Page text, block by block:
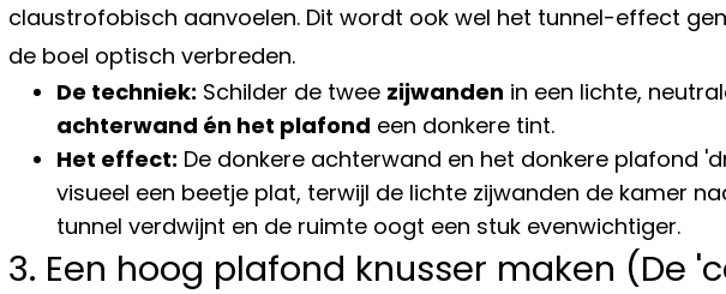
claustrofobisch aanvoelen. Dit wordt ook wel het tunnel-effect
de boel optisch verbreden.
De techniek: Schilder de twee zijwanden in een lichte,
achterwand én het plafond een donkere tint.
Het effect: De donkere achterwand en het donkere plafond
visueel een beetje plat, terwijl de lichte zijwanden de kamer
tunnel verdwijnt en de ruimte oogt een stuk evenwichtiger.
3. Een hoog plafond knusser maken (De